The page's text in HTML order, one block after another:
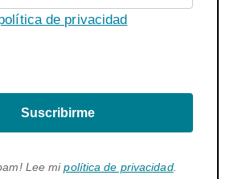
de privacidad
Suscribirme
Lee mipolítica de privacidad.